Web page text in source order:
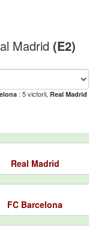
Madrid (E2)
: 5 victorii, Real Madrid
Real Madrid
FC Barcelona